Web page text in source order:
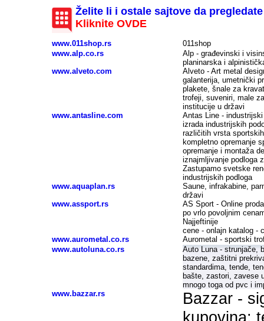
Želite li i ostale sajtove da
Kliknite OVDE
www.011shop.rs
011shop
www.alp.co.rs
Alp - građevinski i
planinarska i
www.alveto.com
Alveto - Art metal
galanterija, umetnički
plakete, šnale za
trofeji, suveniri, male
institucije u državi
www.antasline.com
Antas Line -
izrada industrijskih
različitih vrsta
kompletno opremanje
opremanje i montaža
iznajmljivanje podloga
Zastupamo svetske
industrijskih podloga
www.aquaplan.rs
Saune, infrakabine,
državi
www.assport.rs
AS Sport - Online
po vrlo povoljnim
Najjeftinije
cene - onlajn katalog -
www.aurometal.co.rs
Aurometal - sportski
www.autoluna.co.rs
Auto Luna - strunjače,
bazene, zaštitni
standardima, tende,
bašte, zastori, zavese
mnogo toga od pvc i
www.bazzar.rs
Bazzar -
kupovina: